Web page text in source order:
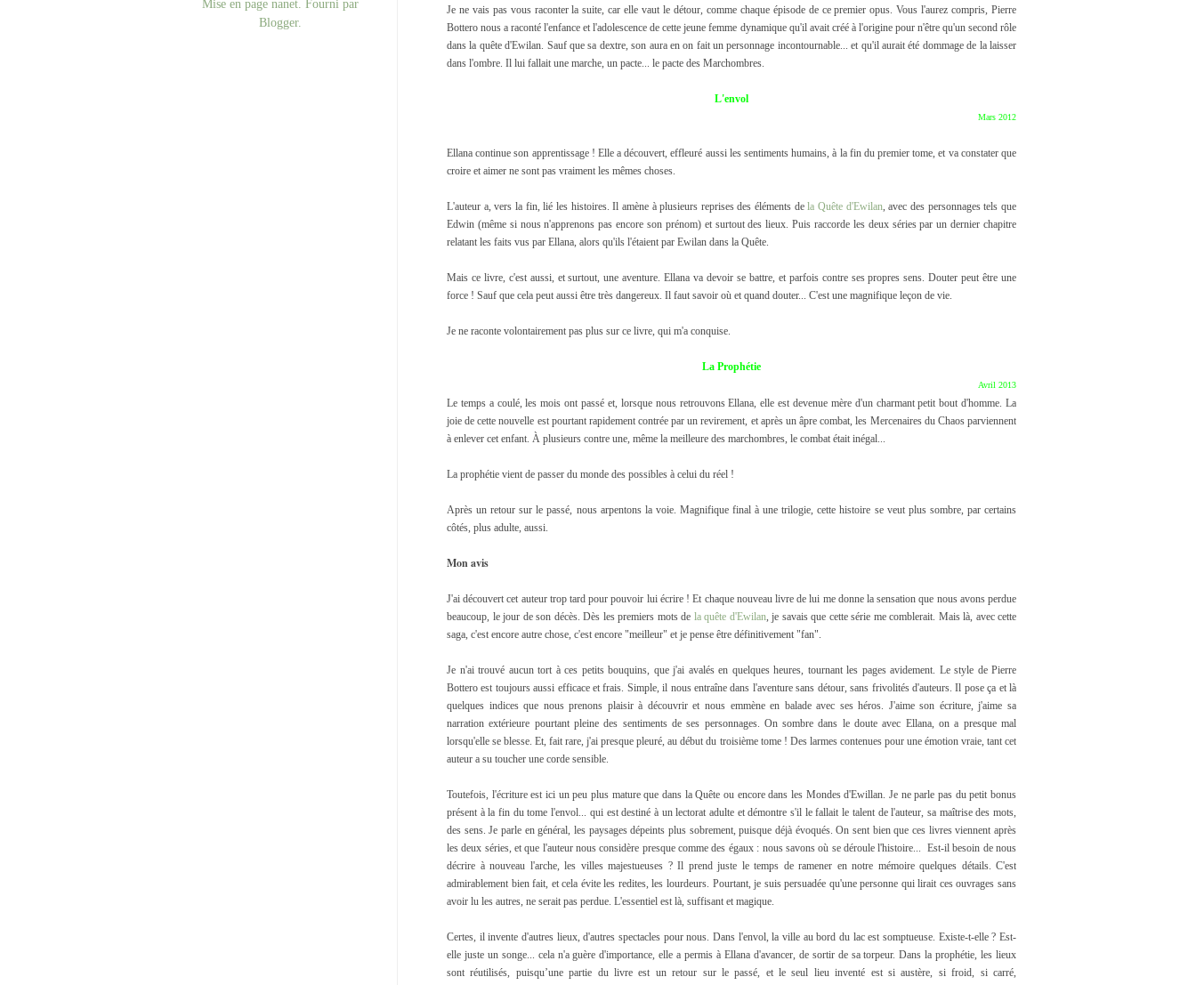
Je ne vais pas vous raconter la suite, car elle vaut le détour, comme chaque épisode de ce premier opus. Vous l'aurez compris, Pierre
Bottero nous a raconté l'enfance et l'adolescence de cette jeune femme dynamique qu'il avait créé à l'origine pour n'être qu'un second rôle
dans la quête d'Ewilan. Sauf que sa dextre, son aura en on fait un personnage incontournable... et qu'il aurait été dommage de la laisser
dans l'ombre. Il lui fallait une marche, un pacte... le pacte des Marchombres.
L'envol
Mars 2012
Ellana continue son apprentissage ! Elle a découvert, effleuré aussi les sentiments humains, à la fin du premier tome, et va constater que
croire et aimer ne sont pas vraiment les mêmes choses.
L'auteur a, vers la fin, lié les histoires. Il amène à plusieurs reprises des éléments dela Quête d'Ewilan, avec des personnages tels que
Edwin (même si nous n'apprenons pas encore son prénom) et surtout des lieux. Puis raccorde les deux séries par un dernier chapitre
relatant les faits vus par Ellana, alors qu'ils l'étaient par Ewilan dans la Quête.
Mais ce livre, c'est aussi, et surtout, une aventure. Ellana va devoir se battre, et parfois contre ses propres sens. Douter peut être une
force ! Sauf que cela peut aussi être très dangereux. Il faut savoir où et quand douter... C'est une magnifique leçon de vie.
Je ne raconte volontairement pas plus sur ce livre, qui m'a conquise.
La Prophétie
Avril 2013
Le temps a coulé, les mois ont passé et, lorsque nous retrouvons Ellana, elle est devenue mère d'un charmant petit bout d'homme. La
joie de cette nouvelle est pourtant rapidement contrée par un revirement, et après un âpre combat, les Mercenaires du Chaos parviennent
à enlever cet enfant. À plusieurs contre une, même la meilleure des marchombres, le combat était inégal...
La prophétie vient de passer du monde des possibles à celui du réel !
Après un retour sur le passé, nous arpentons la voie. Magnifique final à une trilogie, cette histoire se veut plus sombre, par certains
côtés, plus adulte, aussi.
Mon avis
J'ai découvert cet auteur trop tard pour pouvoir lui écrire ! Et chaque nouveau livre de lui me donne la sensation que nous avons perdue
beaucoup, le jour de son décès. Dès les premiers mots de la quête d'Ewilan, je savais que cette série me comblerait. Mais là, avec cette
saga, c'est encore autre chose, c'est encore "meilleur" et je pense être définitivement "fan".
Je n'ai trouvé aucun tort à ces petits bouquins, que j'ai avalés en quelques heures, tournant les pages avidement. Le style de Pierre
Bottero est toujours aussi efficace et frais. Simple, il nous entraîne dans l'aventure sans détour, sans frivolités d'auteurs. Il pose ça et là
quelques indices que nous prenons plaisir à découvrir et nous emmène en balade avec ses héros. J'aime son écriture, j'aime sa
narration extérieure pourtant pleine des sentiments de ses personnages. On sombre dans le doute avec Ellana, on a presque mal
lorsqu'elle se blesse. Et, fait rare, j'ai presque pleuré, au début du troisième tome ! Des larmes contenues pour une émotion vraie, tant cet
auteur a su toucher une corde sensible.
Toutefois, l'écriture est ici un peu plus mature que dans la Quête ou encore dans les Mondes d'Ewillan. Je ne parle pas du petit bonus
présent à la fin du tome l'envol... qui est destiné à un lectorat adulte et démontre s'il le fallait le talent de l'auteur, sa maîtrise des mots,
des sens. Je parle en général, les paysages dépeints plus sobrement, puisque déjà évoqués. On sent bien que ces livres viennent après
les deux séries, et que l'auteur nous considère presque comme des égaux : nous savons où se déroule l'histoire... Est-il besoin de nous
décrire à nouveau l'arche, les villes majestueuses ? Il prend juste le temps de ramener en notre mémoire quelques détails. C'est
admirablement bien fait, et cela évite les redites, les lourdeurs. Pourtant, je suis persuadée qu'une personne qui lirait ces ouvrages sans
avoir lu les autres, ne serait pas perdue. L'essentiel est là, suffisant et magique.
Certes, il invente d'autres lieux, d'autres spectacles pour nous. Dans l'envol, la ville au bord du lac est somptueuse. Existe-t-elle ? Est-
elle juste un songe... cela n'a guère d'importance, elle a permis à Ellana d'avancer, de sortir de sa torpeur. Dans la prophétie, les lieux
sont réutilisés, puisqu’une partie du livre est un retour sur le passé, et le seul lieu inventé est si austère, si froid, si carré,
Mise en page nanet. Fourni par
Blogger.